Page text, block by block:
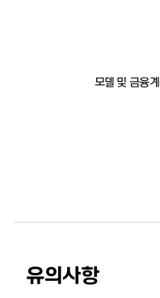
모델 및 금융
유의사항